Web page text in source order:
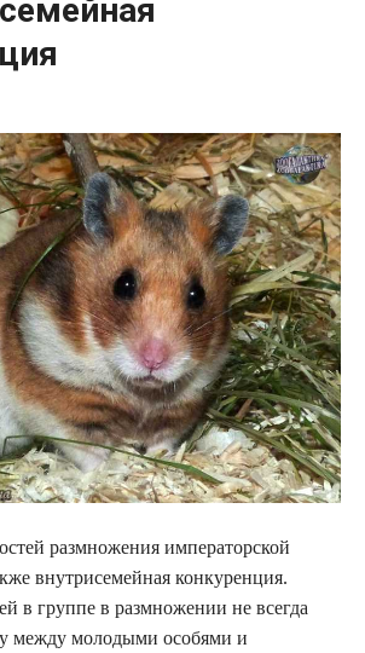
размножения императорской
внутрисемейная конкуренция.
в группе в размножении не всегда
между молодыми особями и